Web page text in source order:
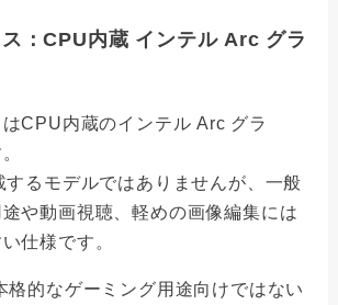
：CPU内蔵 インテル Arc グラ
CPU内蔵のインテル Arc グラ
るモデルではありませんが、一般
や動画視聴、軽めの画像編集には
仕様です。
格的なゲーミング用途向けではない